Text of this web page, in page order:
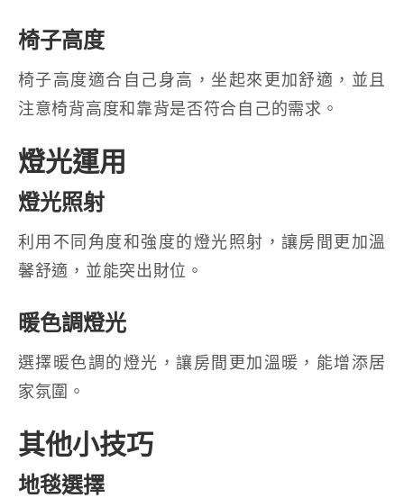
椅子高度
椅子高度適合自己身高，坐起來更加舒適，並且
注意椅背高度和靠背是否符合自己的需求。
燈光運用
燈光照射
利用不同角度和強度的燈光照射，讓房間更加溫
馨舒適，並能突出財位。
暖色調燈光
選擇暖色調的燈光，讓房間更加溫暖，能增添居
家氛圍。
其他小技巧
地毯選擇